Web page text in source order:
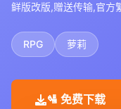
鲜版改版,赠送传输,官方
RPG 萝莉
🛂 免费下载